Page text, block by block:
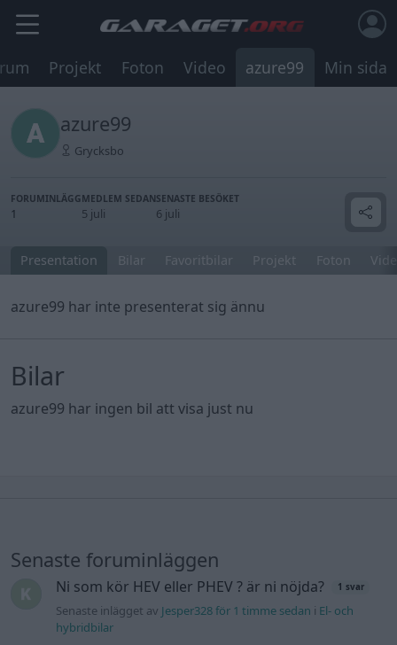
Projekt Foton Video azure99 Min sida
azure99
Grycksbo
FORUMINLÄGG
1
MEDLEM SEDAN
5 juli
SENASTE BESÖKET
6 juli
Presentation Bilar Favoritbilar Projekt Foton
azure99 har inte presenterat sig ännu
Bilar
azure99 har ingen bil att visa just nu
Senaste foruminläggen
Ni som kör HEV eller PHEV ? är ni nöjda? 1 svar
Senaste inlägget av Jesper328 för 1 timme sedan i El- och
hybridbilar